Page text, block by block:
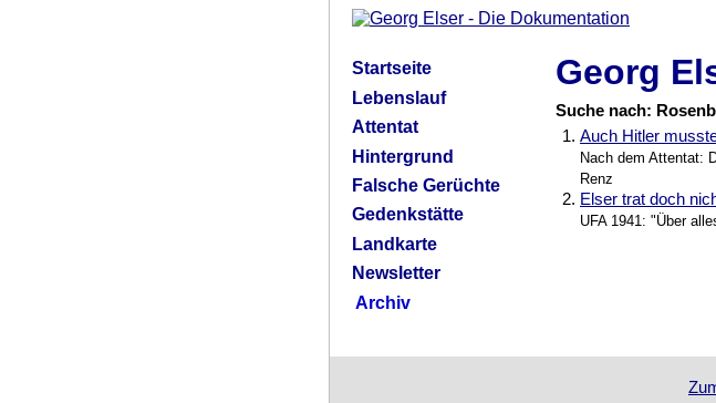
Startseite
Lebenslauf
Attentat
Hintergrund
Falsche Gerüchte
Gedenkstätte
Landkarte
Newsletter
Archiv
Georg
Suche nach:
1. Auch Hitler
Nach dem Attentat:
Renz
2. Elser trat doch
UFA 1941: "Über